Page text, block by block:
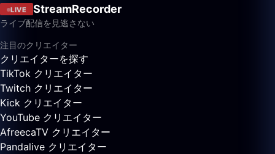
LIVE StreamRecorder
ライブ配信を見逃さない
注目のクリエイター
クリエイターを探す
TikTok クリエイター
Twitch クリエイター
Kick クリエイター
YouTube クリエイター
AfreecaTV クリエイター
Pandalive クリエイター